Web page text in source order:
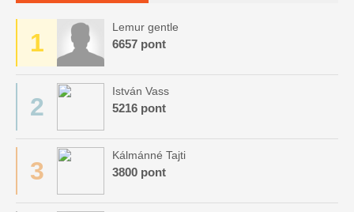
1
Lemur gentle
6657 pont
2
István Vass
5216 pont
3
Kálmánné Tajti
3800 pont